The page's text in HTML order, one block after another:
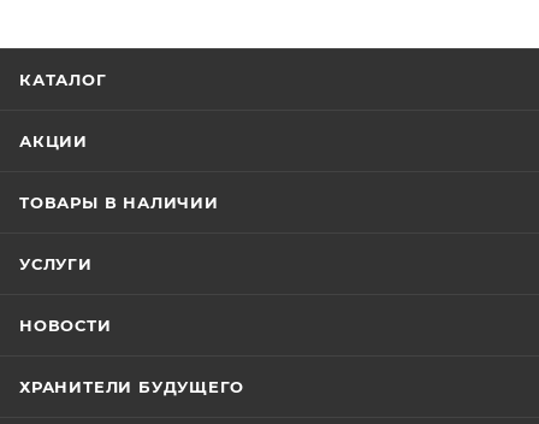
КАТАЛОГ
АКЦИИ
ТОВАРЫ В НАЛИЧИИ
УСЛУГИ
НОВОСТИ
ХРАНИТЕЛИ БУДУЩЕГО